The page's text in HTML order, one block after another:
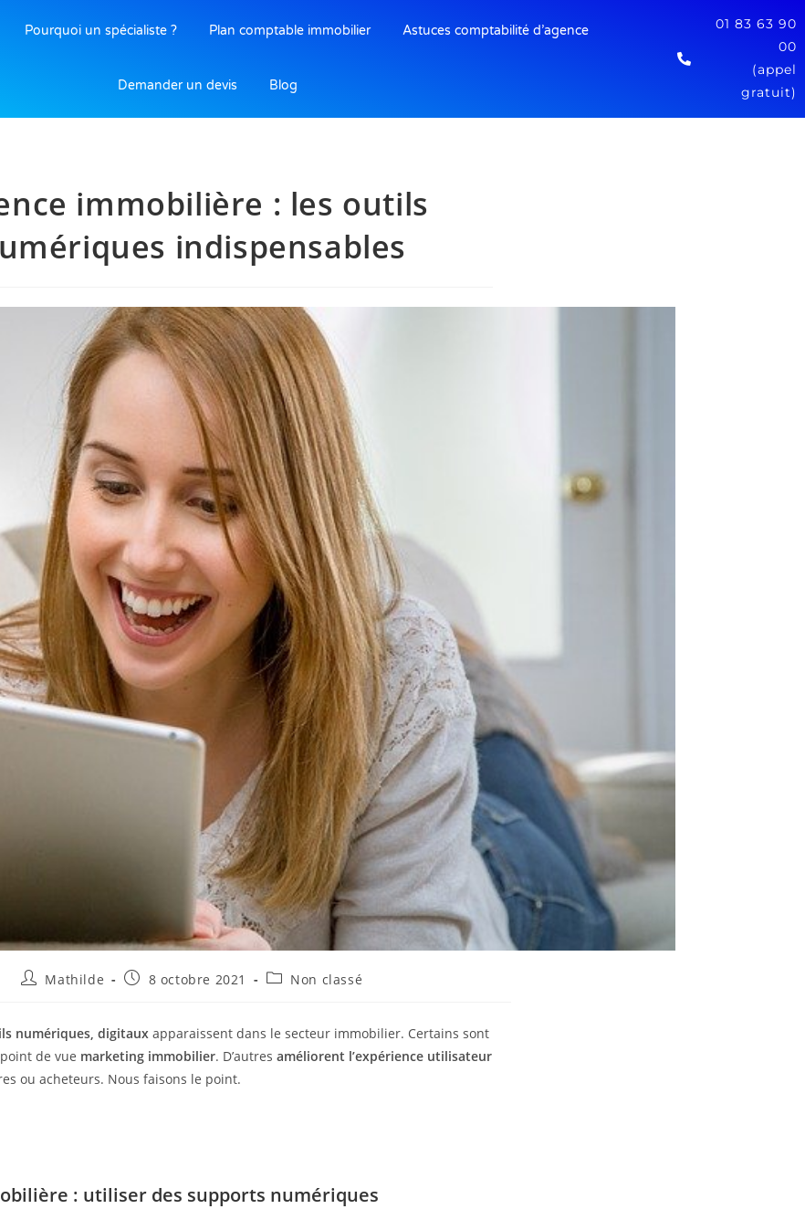
Pourquoi un spécialiste ? Plan comptable immobilier Astuces comptabilité d’agence
Demander un devis Blog
01 83 63 90
00
(appel
gratuit)
immobilière : les outils
indispensables
Mathilde 8 octobre 2021 Non classé
numériques, digitaux apparaissent dans le secteur immobilier. Certains sont
de vue marketing immobilier. D’autres améliorent l’expérience utilisateur
ou acheteurs. Nous faisons le point.
: utiliser des supports numériques